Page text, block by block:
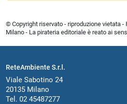
© Copyright riservato - riproduzione vietata -
Milano - La pirateria editoriale è reato ai
ReteAmbiente S.r.l.
Viale Sabotino 24
20135 Milano
Tel. 02 45487277